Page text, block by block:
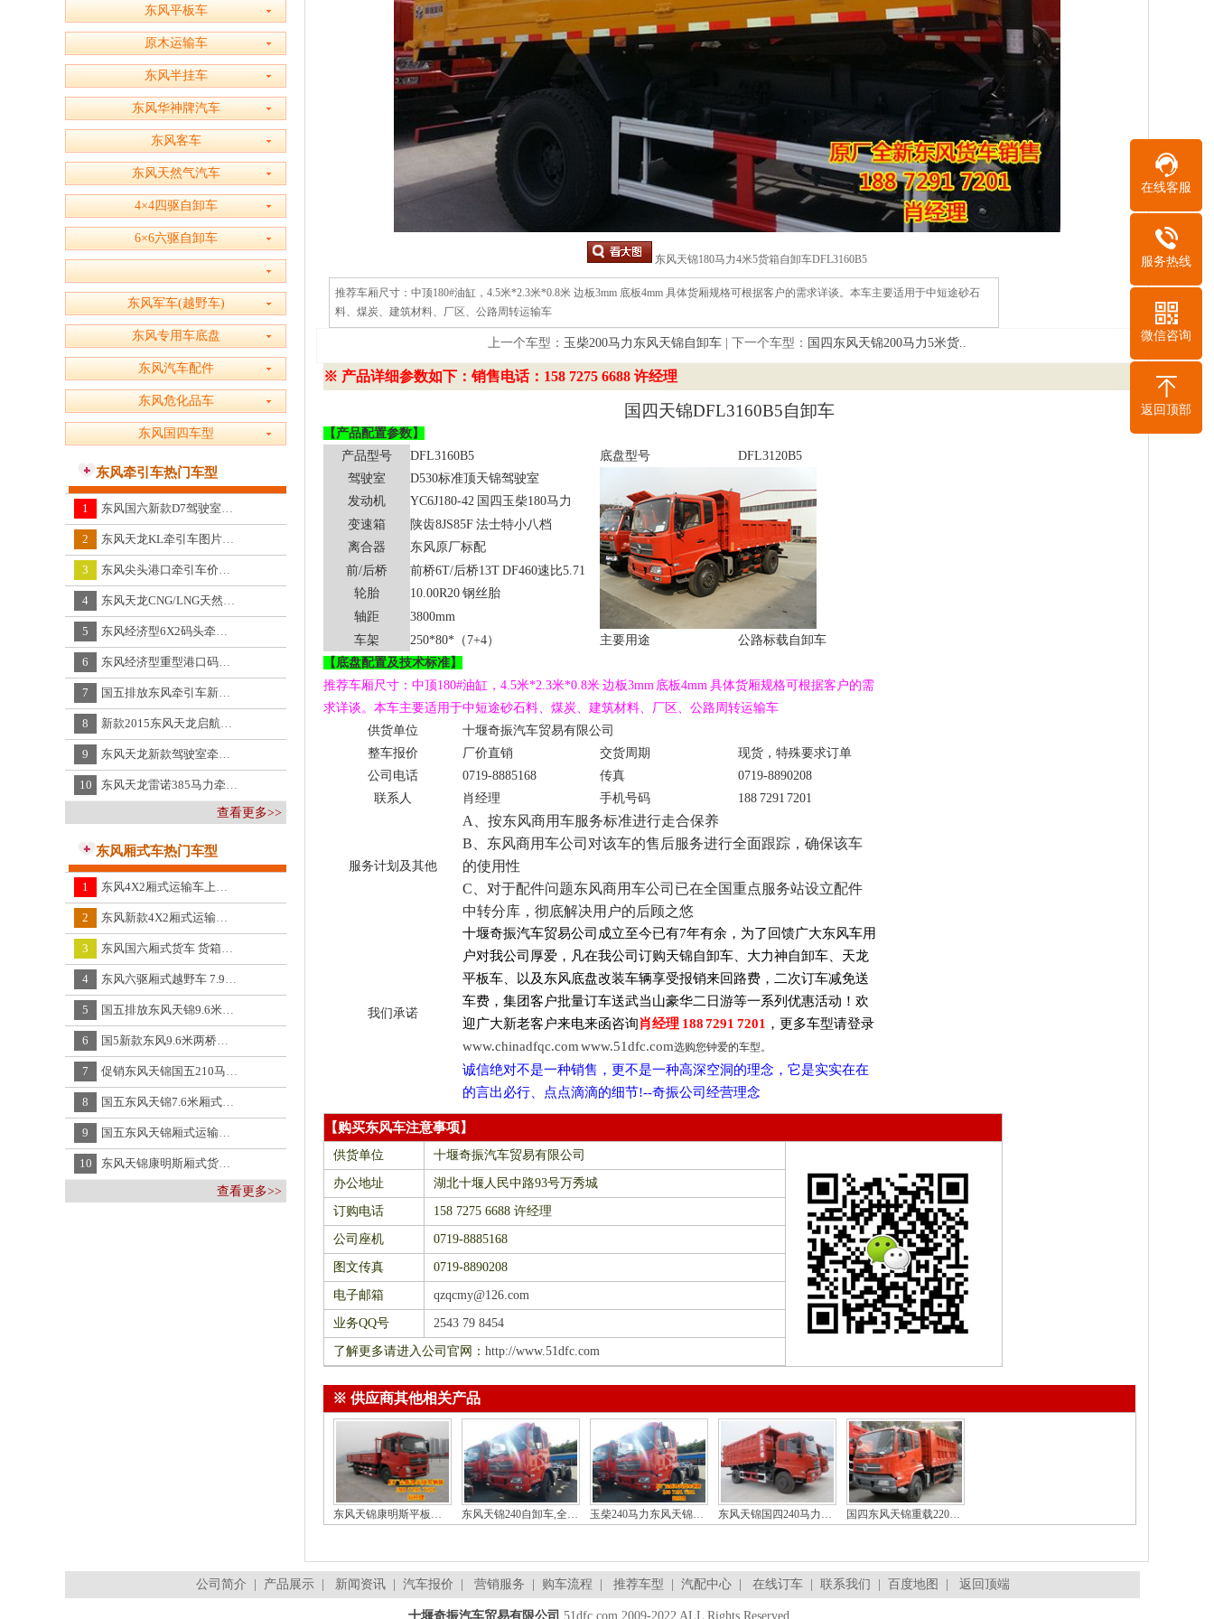
东风平板车
原木运输车
东风半挂车
东风华神牌汽车
东风客车
东风天然气汽车
4×4四驱自卸车
6×6六驱自卸车
东风军车(越野车)
东风专用车底盘
东风汽车配件
东风危化品车
东风国四车型
东风牵引车热门车型
1 东风国六新款D7驾驶室320马力4x2柴油牵引车
2 东风天龙KL牵引车图片，大幅改款的新天龙KL
3 东风尖头港口牵引车价格，国五4×2尖头牵引车EQ4160FF厂价直销
4 东风天龙CNG/LNG天然气牵引车图片大全，东风天龙CNG天然气牵引车EQ4250G配置
5 东风经济型6X2码头牵引车,国四东风牌6X2经济型前四后四牵引车EQ4230W
6 东风经济型重型港口码头牵引车报价EQ4256WZ4G
7 国五排放东风牵引车新车价格,东风国五前二后四牵引车EQ4160GZ5N
8 新款2015东风天龙启航版牵引车,东风天龙启航版牵引车新车价格DFL4250
9 东风天龙新款驾驶室牵引车,东风新天龙半挂牵引车价格DFL4250
10 东风天龙雷诺385马力牵引车价格,雷诺385马力东风天龙半挂牵引车新车价格DFL4251AX16A
查看更多>>
东风厢式车热门车型
1 东风4X2厢式运输车上蓝牌整车长度5.9m
2 东风新款4X2厢式运输车多少钱一辆
3 东风国六厢式货车 货箱5.7m 带参数详情图片
4 东风六驱厢式越野车 7.9m厢式货车图片 东风牌
5 国五排放东风天锦9.6米翼开启厢式车价格,新东风天锦9.6米两轴飞翼车报价DFH5170XYKBX1
6 国5新款东风9.6米两桥厢式运输车,国5东风牌单桥9.6米厢式运输车DFH5180
7 促销东风天锦国五210马力厢式车,国五东风天锦康明斯210马力厢式运输车DFL5140XXYB5
8 国五东风天锦7.6米厢式货车,国IV东风天锦7.65米厢式货车DFH5120XXYB2
9 国五东风天锦厢式运输车,新东风天锦厢式运输车报价DFH5120XXYB2
10 东风天锦康明斯厢式货车新车价格,东风天锦厢式货车报价DFL5160XXY
查看更多>>
东风天锦180马力4米5货箱自卸车DFL3160B5
推荐车厢尺寸：中顶180#油缸，4.5米*2.3米*0.8米 边板3mm 底板4mm 具体货厢规格可根据客户的需求详谈。本车主要适用于中短途砂石
料、煤炭、建筑材料、厂区、公路周转运输车
上一个车型： 玉柴200马力东风天锦自卸车| 下一个车型： 国四东风天锦200马力5米货..
※ 产品详细参数如下：销售电话：158 7275 6688 许经理
国四天锦DFL3160B5自卸车
【产品配置参数】
产品型号
DFL3160B5 底盘型号
DFL3120B5
驾驶室
D530标准顶天锦驾驶室
发动机
YC6J180-42 国四玉柴180马力
变速箱
陕齿8JS85F 法士特小八档
离合器
东风原厂标配
前/后桥 前桥6T/后桥13T DF460速比5.71
轮胎
10.00R20 钢丝胎
轴距
3800mm
车架
250*80* （ 7+4） 主要用途
公路标载自卸车
【底盘配置及技术标准】
推荐车厢尺寸： 中顶180#油缸， 4.5米*2.3米*0.8米 边板3mm 底板4mm 具体货厢规格可根据客户的需
求详谈。 本车主要适用于中短途砂石料、煤炭、建筑材料、厂区、公路周转运输车
供货单位
十堰奇振汽车贸易有限公司
整车报价
厂价直销 交货周期
现货，特殊要求订单
公司电话
0719-8885168 传真
0719-8890208
联系人
肖经理 手机号码 188 7291 7201
服务计划及其他
A
、按东风商用车服务标准进行走合保养
B 、东风商用车公司对该车的售后服务进行全面跟踪 ，确保该车
的使用性
C 、对于配件问题东风商用车公司已在全国重点服务站设立配件
中转分库，彻底解决用户的后顾之悠
我们承诺
十堰奇振汽车贸易公司成立至今已有7年有余，为了回馈广大东风车用
户对我公司厚爱，凡在我公司订购天锦自卸车、大力神自卸车、天龙
平板车、以及东风底盘改装车辆享受报销来回路费，二次订车减免送
车费，集团客户批量订车送武当山豪华二日游等一系列优惠活动！欢
迎广大新老客户来电来函咨询肖经理 188 7291 7201 ，更多车型请登录
www.chinadfqc.comwww.51dfc.com选购您钟爱的车型。
诚信绝对不是一种销售，更不是一种高深空洞的理念，它是实实在在
的言出必行、点点滴滴的细节!--奇振公司经营理念
【购买东风车注意事项】
供货单位 十堰奇振汽车贸易有限公司
办公地址 湖北十堰人民中路93号万秀城
订购电话 158 7275 6688 许经理
公司座机 0719-8885168
图文传真 0719-8890208
电子邮箱 qzqcmy@126.com
业务QQ号 2543 79 8454
了解更多请进入公司官网： http://www.51dfc.com
※ 供应商其他相关产品
东风天锦康明斯平板自卸车,东风天锦4X2平板自卸车价格DFH3160BX5 东风天锦240自卸车,全新东风天锦240自卸车底盘价格DFL3120B4 玉柴240马力东风天锦自卸车底盘，东风天锦玉柴240自卸车价格 东风天锦国四240马力重载型矿坑自卸车厂价直销 国四东风天锦重载220马力5米4货箱自卸车
公司简介 产品展示 新闻资讯 汽车报价 营销服务 购车流程 推荐车型 汽配中心 在线订车 联系我们 百度地图 返回顶端
十堰奇振汽车贸易有限公司 51dfc.com 2009-2022 ALL Rights Reserved .
在线客服
服务热线
微信咨询
返回顶部